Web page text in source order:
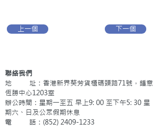
上一個 下一個
聯絡我們
地 址：香港新界葵芳貨櫃碼頭路71號，鍾意
恆勝中心1203室
辦公時間：星期一至五 早上9: 00 至下午5: 30 星
期六、日及公眾假期休息
電 話：(852) 2409-1233